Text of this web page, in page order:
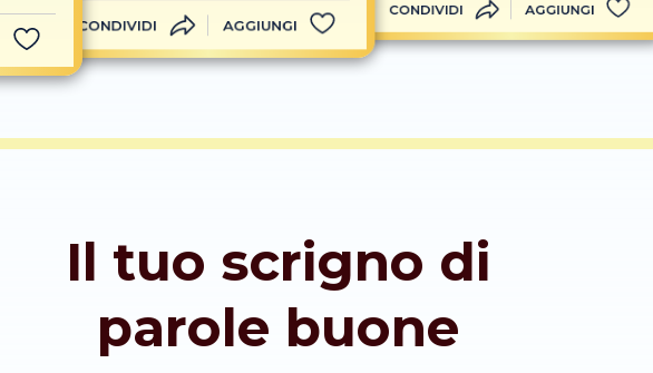
CONDIVIDI AGGIUNGI
CONDIVIDI AGGIUNGI
Il tuo scrigno di
parole buone